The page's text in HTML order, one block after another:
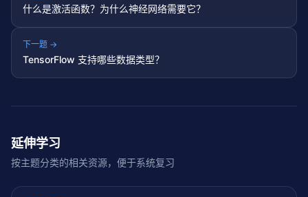
什么是激活函数？为什么神经网络需要它？
下一题 →
TensorFlow 支持哪些数据类型？
延伸学习
按主题分类的相关资源，便于系统复习